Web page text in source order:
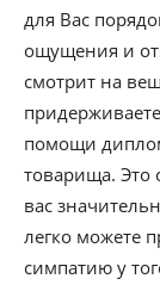
для Вас
ощущения и
смотрит на
помощи
товарища. Это
вас
легко можете
симпатию у